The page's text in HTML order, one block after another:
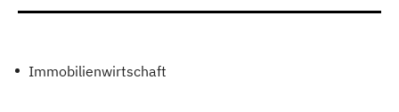
Immobilienwirtschaft